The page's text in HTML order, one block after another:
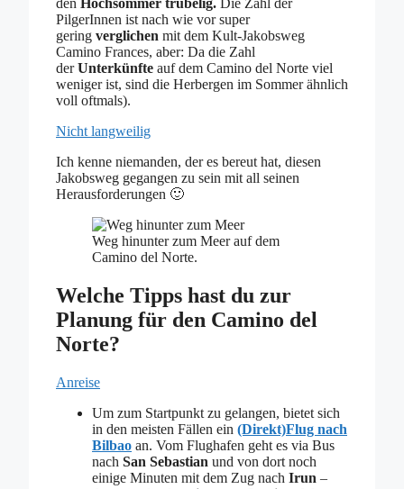
den Hochsommer trubelig. Die Zahl der
PilgerInnen ist nach wie vor super
gering verglichen mit dem Kult-Jakobsweg
Camino Frances, aber: Da die Zahl
derUnterkünfte auf dem Camino del Norte viel
weniger ist, sind die Herbergen im Sommer ähnlich
voll oftmals).
Nicht langweilig
Ich kenne niemanden, der es bereut hat, diesen
Jakobsweg gegangen zu sein mit all seinen
Herausforderungen 🙂
Weg hinunter zum Meer auf dem
Camino del Norte.
Welche Tipps hast du zur
Planung für den Camino del
Norte?
Anreise
Um zum Startpunkt zu gelangen, bietet sich
in den meisten Fällen ein (Direkt)Flug nach
Bilbao an. Vom Flughafen geht es via Bus
nach San Sebastian und von dort noch
einige Minuten mit dem Zug nach Irun –